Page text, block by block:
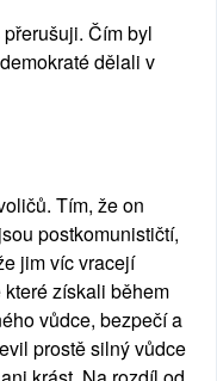
Čím byl
dělali v
Tím, že on
postkomunističtí,
jim víc vracejí
získali během
vůdce, bezpečí a
prostě silný vůdce